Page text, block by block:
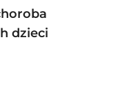
dzieci